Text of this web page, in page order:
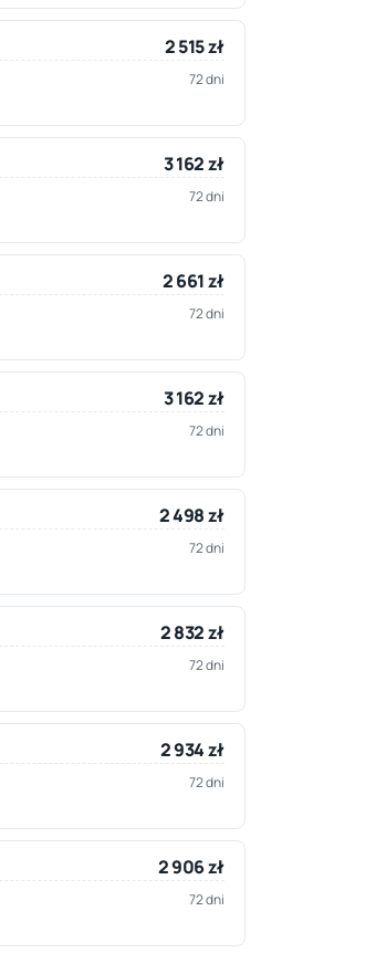
2 515 zł
72 dni
3 162 zł
72 dni
2 661 zł
72 dni
3 162 zł
72 dni
2 498 zł
72 dni
2 832 zł
72 dni
2 934 zł
72 dni
2 906 zł
72 dni